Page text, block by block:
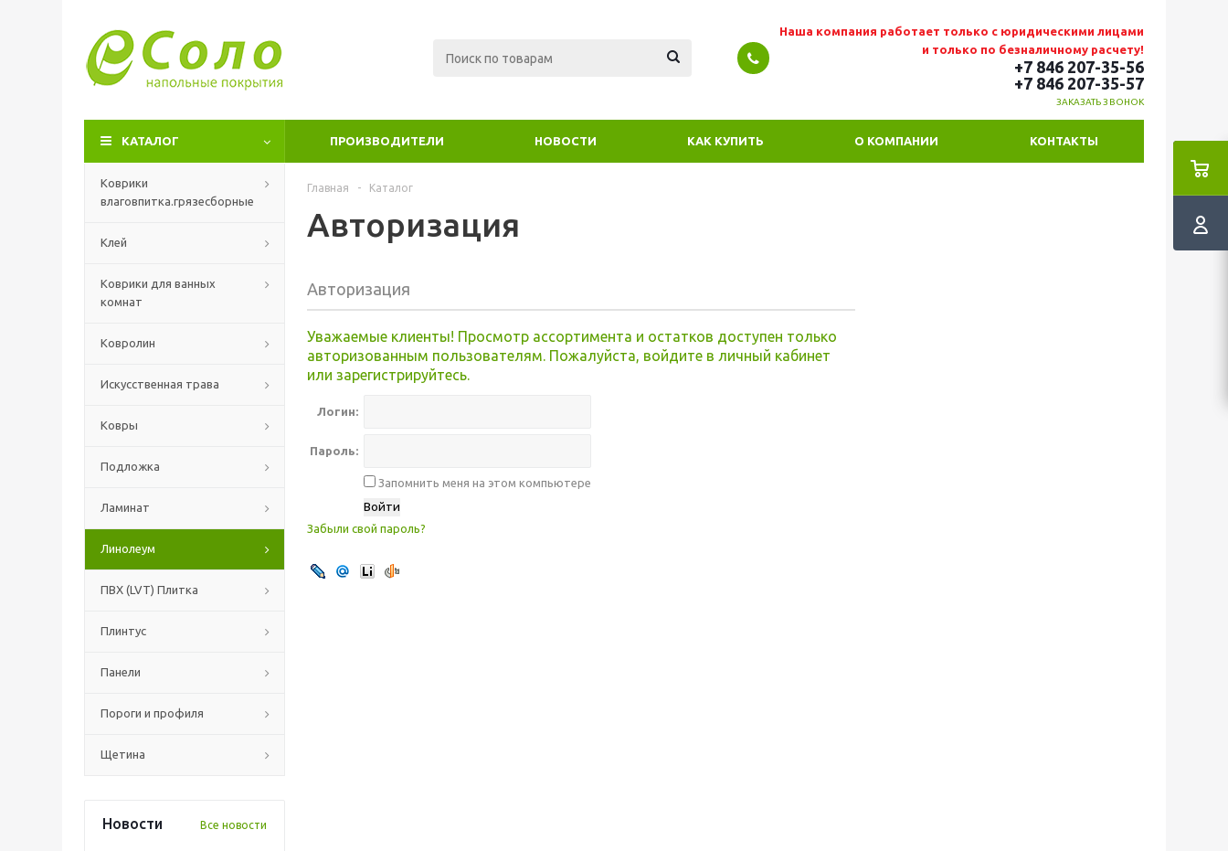
Наша компания работает только с юридическими лицами
и только по безналичному расчету!
+7 846 207-35-56
+7 846 207-35-57
ЗАКАЗАТЬ ЗВОНОК
КАТАЛОГ ПРОИЗВОДИТЕЛИ НОВОСТИ КАК КУПИТЬ О КОМПАНИИ КОНТАКТЫ
Коврики
влаговпитка.грязесборные
Клей
Коврики для ванных
комнат
Ковролин
Искусственная трава
Ковры
Подложка
Ламинат
Линолеум
ПВХ (LVT) Плитка
Плинтус
Панели
Пороги и профиля
Щетина
Новости Все новости
Главная - Каталог
Авторизация
Авторизация
Уважаемые клиенты! Просмотр ассортимента и остатков доступен только
авторизованным пользователям. Пожалуйста, войдите в личный кабинет
или зарегистрируйтесь.
Логин:
Пароль:
Запомнить меня на этом компьютере
Забыли свой пароль?